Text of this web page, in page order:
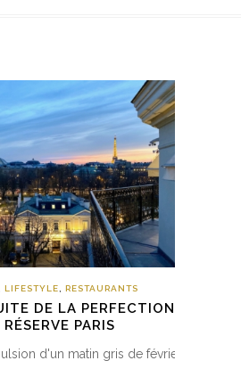
LIFESTYLE, RESTAURANTS
DE LA PERFECTION –
RÉSERVE PARIS
d'un matin gris de février,